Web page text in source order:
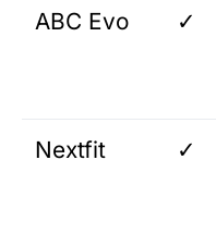
ABC Evo ✓
Nextfit ✓